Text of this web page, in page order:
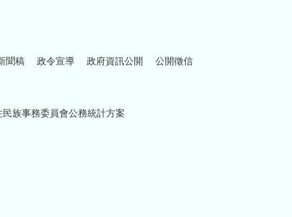
聞稿 政令宣導 政府資訊公開 公開徵信
族事務委員會公務統計方案